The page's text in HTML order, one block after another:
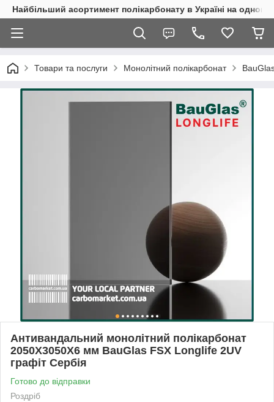
Найбільший асортимент полікарбонату в Україні на одному
Товари та послуги Монолітний полікарбонат
Антивандальний монолітний полікарбонат
2050Х3050Х6 мм BauGlas FSX Longlife 2UV
графіт Сербія
Готово до відправки
Роздріб